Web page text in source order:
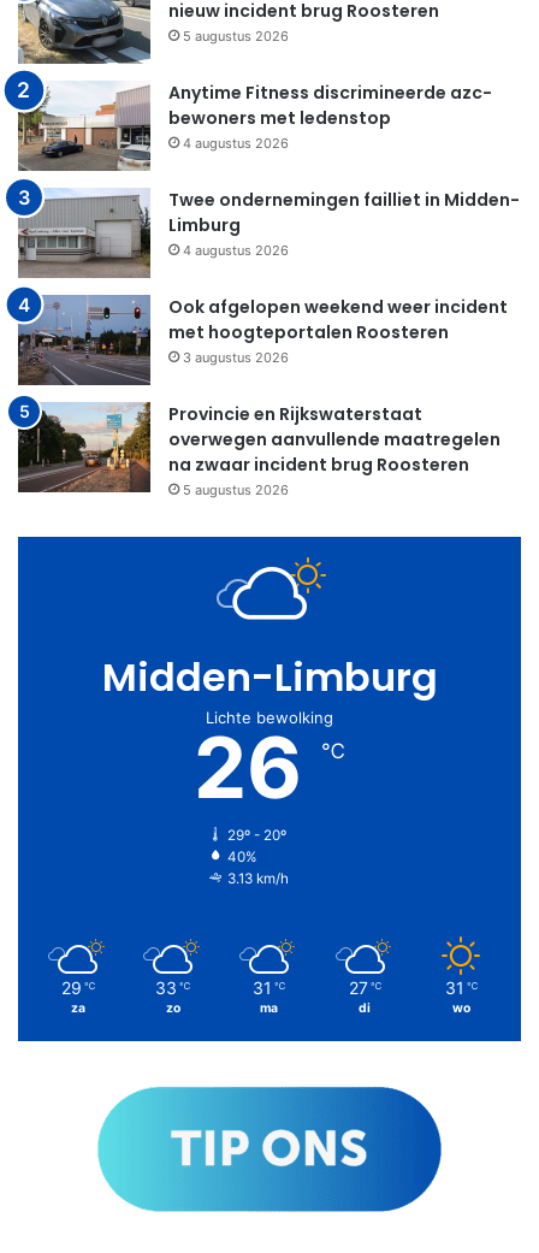
nieuw incident brug Roosteren
5 augustus 2026
Anytime Fitness discrimineerde azc-
bewoners met ledenstop
4 augustus 2026
Twee ondernemingen failliet in Midden-
Limburg
4 augustus 2026
Ook afgelopen weekend weer incident
met hoogteportalen Roosteren
3 augustus 2026
Provincie en Rijkswaterstaat
overwegen aanvullende maatregelen
na zwaar incident brug Roosteren
5 augustus 2026
Midden-Limburg
Lichte bewolking
26 ℃
29º - 20º
40%
3.13 km/h
29 ℃
za
33 ℃
zo
31 ℃
ma
27 ℃
di
31 ℃
wo